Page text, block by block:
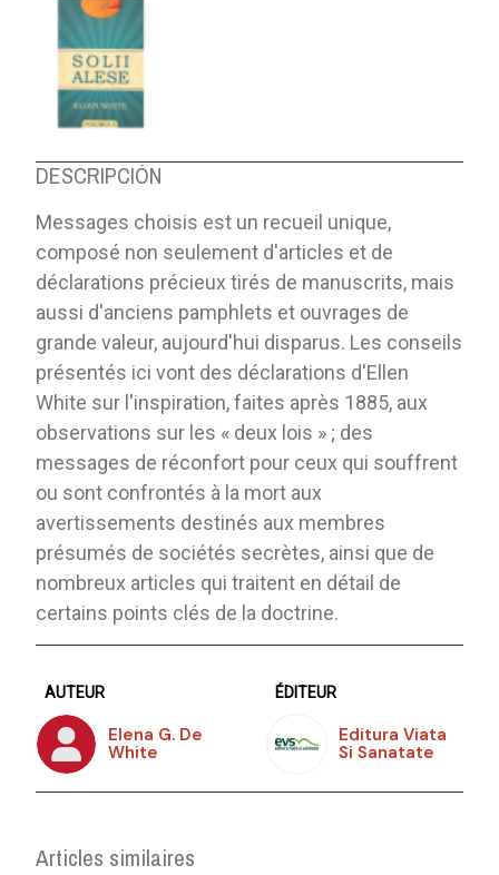
DESCRIPCIÓN
Messages choisis est un recueil unique,
composé non seulement d'articles et de
déclarations précieux tirés de manuscrits, mais
aussi d'anciens pamphlets et ouvrages de
grande valeur, aujourd'hui disparus. Les conseils
présentés ici vont des déclarations d'Ellen
White sur l'inspiration, faites après 1885, aux
observations sur les « deux lois » ; des
messages de réconfort pour ceux qui souffrent
ou sont confrontés à la mort aux
avertissements destinés aux membres
présumés de sociétés secrètes, ainsi que de
nombreux articles qui traitent en détail de
certains points clés de la doctrine.
AUTEUR
Elena G. De
White
ÉDITEUR
Editura Viata
Si Sanatate
Articles similaires